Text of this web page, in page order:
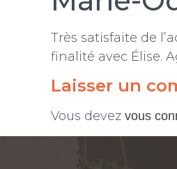
Très satisfaite de
finalité avec Élise.
Laisser un
Vous devez vous